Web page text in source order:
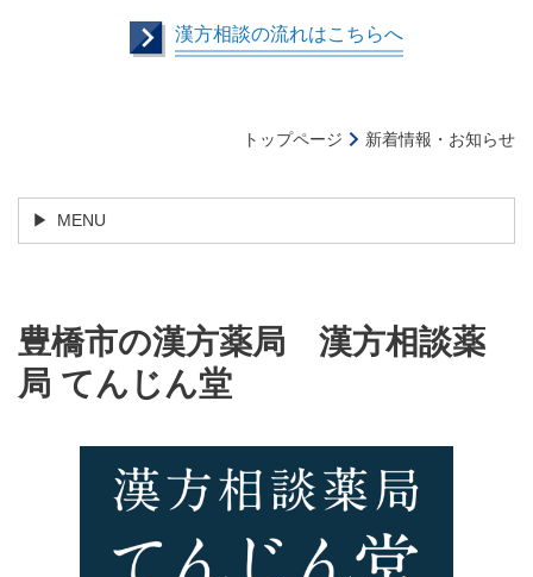
漢方相談の流れはこちらへ
トップページ 新着情報・お知らせ
MENU
豊橋市の漢方薬局
漢方相談薬
局 てんじん堂